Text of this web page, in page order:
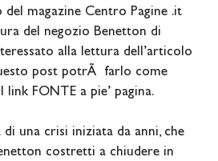
magazine Centro Pagine .it
del negozio Benetton di
alla lettura dell’articolo
post potrÃ farlo come
link FONTE a pie’ pagina.
una crisi iniziata da anni, che
costretti a chiudere in